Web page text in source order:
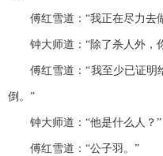
傅红雪道：“我正在尽力去
钟大师道：“除了杀人外，
傅红雪道：“我至少已证明
倒。”
钟大师道：“他是什么人？”
傅红雪道：“公子羽。”